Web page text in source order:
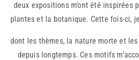
deux expositions m’ont été inspirées
plantes et la botanique. Cette fois-ci,
dont les thèmes, la nature morte et les
depuis longtemps. Ces motifs